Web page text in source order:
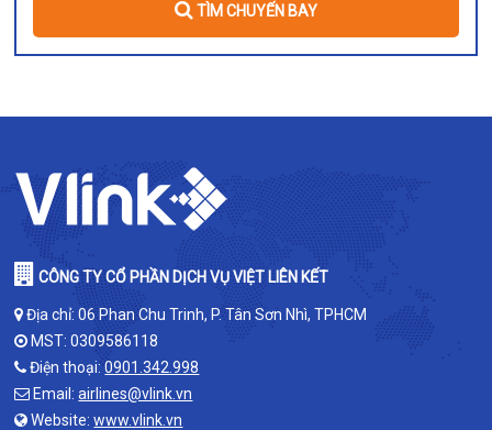
TÌM CHUYẾN BAY
CÔNG TY CỔ PHẦN DỊCH VỤ VIỆT LIÊN KẾT
Địa chỉ: 06 Phan Chu Trinh, P. Tân Sơn Nhì, TPHCM
MST: 0309586118
Điện thoại:0901.342.998
Email:airlines@vlink.vn
Website:www.vlink.vn